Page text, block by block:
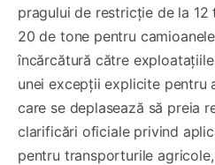
pragului de restricție de la
20 de tone pentru
încărcătură către
unei excepții explicite pentru
care se deplasează să preia
clarificări oficiale privind
pentru transporturile